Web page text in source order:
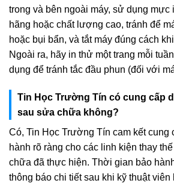
trong và bên ngoài máy, sử dụng mực
hãng hoặc chất lượng cao, tránh để
hoặc bụi bẩn, và tắt máy đúng cách
Ngoài ra, hãy in thử một trang mỗi
dụng để tránh tắc đầu phun (đối với
Tin Học Trường Tín có cung cấp
sau sửa chữa không?
Có, Tin Học Trường Tín cam kết cung
hành rõ ràng cho các linh kiện thay
chữa đã thực hiện. Thời gian bảo
thông báo chi tiết sau khi kỹ thuật viên